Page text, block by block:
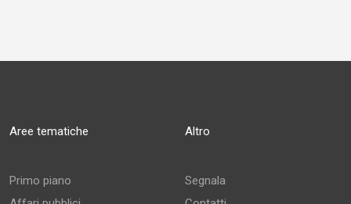
Aree tematiche
Primo piano
Altro
Segnala